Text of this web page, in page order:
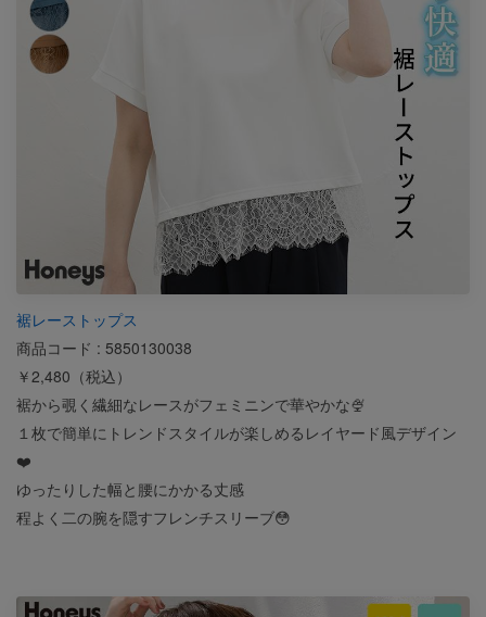
裾レーストップス
商品コード : 5850130038
￥2,480（税込）
裾から覗く繊細なレースがフェミニンで華やかな🍨
１枚で簡単にトレンドスタイルが楽しめるレイヤード風デザイン
❤️
ゆったりした幅と腰にかかる丈感
程よく二の腕を隠すフレンチスリーブ😳